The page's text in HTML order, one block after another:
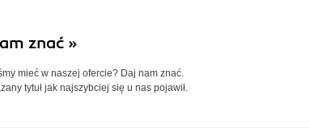
znać »
mieć w naszej ofercie? Daj nam znać.
tytuł jak najszybciej się u nas pojawił.